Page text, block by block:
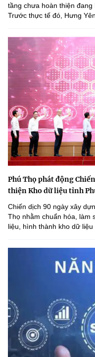
tầng chưa hoàn thiện đang
Trước thực tế đó, Hưng
Phú Thọ phát động
thiện Kho dữ liệu tỉnh
Chiến dịch 90 ngày xây
Thọ nhằm chuẩn hóa, làm
liệu, hình thành kho dữ liệu